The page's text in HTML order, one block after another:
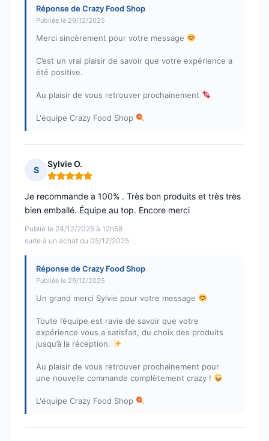
Réponse de Crazy Food Shop
Publiée le 29/12/2025
Merci sincèrement pour votre message
C’est un vrai plaisir de savoir que votre expérience a
été positive.
Au plaisir de vous retrouver prochainement
L'équipe Crazy Food Shop
S
Sylvie O.
Note : 5 sur 5
Publié le 24/12/2025 à 12h58
suite à un achat du 05/12/2025
Je recommande a 100% . Très bon produits et très très
bien emballé. Équipe au top. Encore merci
Réponse de Crazy Food Shop
Publiée le 29/12/2025
Un grand merci Sylvie pour votre message
Toute l’équipe est ravie de savoir que votre
expérience vous a satisfait, du choix des produits
jusqu’à la réception.
Au plaisir de vous retrouver prochainement pour
une nouvelle commande complètement crazy !
L'équipe Crazy Food Shop